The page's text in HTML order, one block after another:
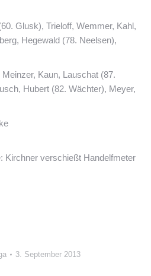
Glusk), Trieloff, Wemmer, Kahl,
Hegewald (78. Neelsen),
Kaun, Lauschat (87.
Hubert (82. Wächter), Meyer,
Kirchner verschießt Handelfmeter
3. September 2013